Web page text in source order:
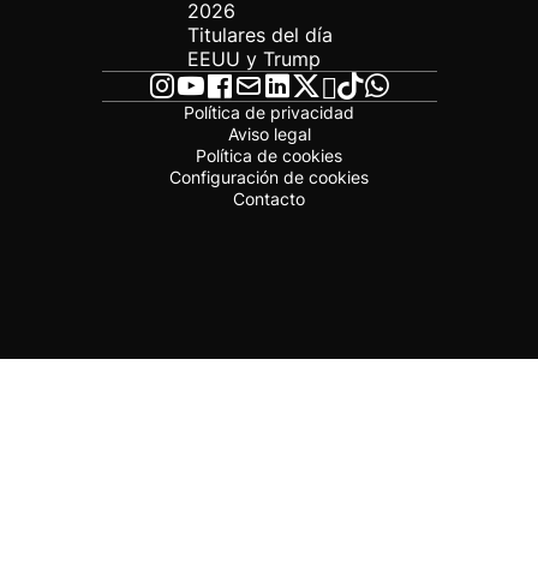
2026
Titulares del día
EEUU y Trump
Política de privacidad
Aviso legal
Política de cookies
Configuración de cookies
Contacto